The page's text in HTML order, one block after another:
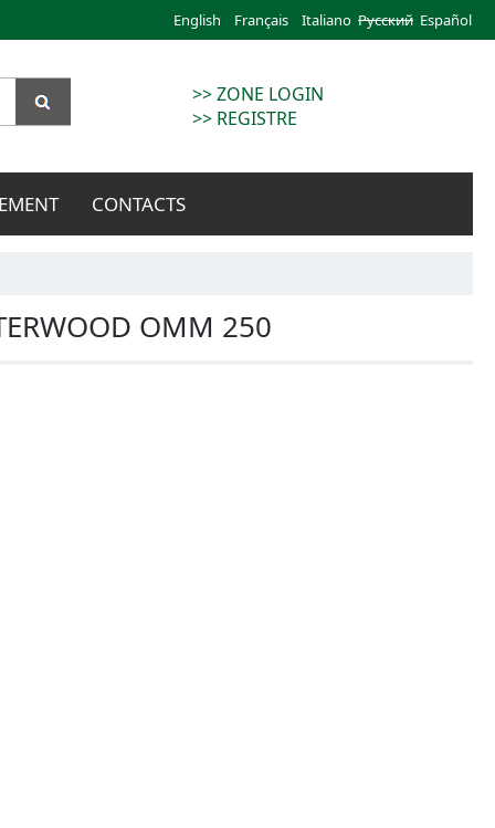
English Français Italiano Русский Español
>> ZONE LOGIN
>> REGISTRE
CONTACTS
OMM 250